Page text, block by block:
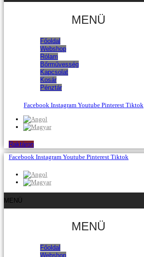
MENÜ
Főoldal
Webshop
Rólam
Bőrművesség
Kapcsolat
Kosár
Pénztár
Facebook Instagram Youtube Pinterest Tiktok
Raktáron
Facebook Instagram Youtube Pinterest Tiktok
MENÜ
MENÜ
Főoldal
Webshop